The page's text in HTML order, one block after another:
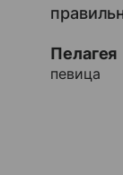
Пелагея
певица